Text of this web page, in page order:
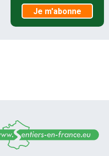
Je m'abonne